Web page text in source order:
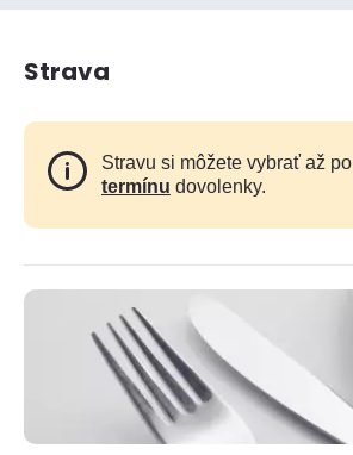
Strava
Stravu si môžete vybrať až po
termínu dovolenky.